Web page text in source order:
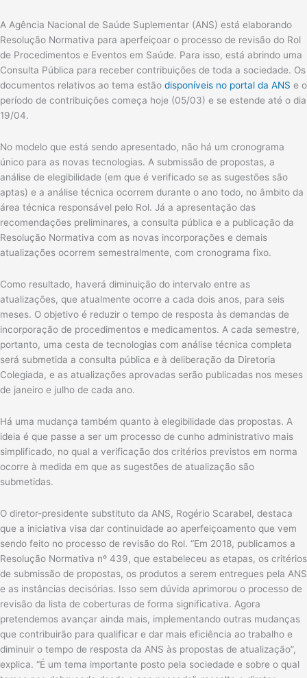
A Agência Nacional de Saúde Suplementar (ANS) está elaborando
Resolução Normativa para aperfeiçoar o processo de revisão do Rol
de Procedimentos e Eventos em Saúde. Para isso, está abrindo uma
Consulta Pública para receber contribuições de toda a sociedade. Os
documentos relativos ao tema estão disponíveis no portal da ANS e o
período de contribuições começa hoje (05/03) e se estende até o dia
19/04.
No modelo que está sendo apresentado, não há um cronograma
único para as novas tecnologias. A submissão de propostas, a
análise de elegibilidade (em que é verificado se as sugestões são
aptas) e a análise técnica ocorrem durante o ano todo, no âmbito da
área técnica responsável pelo Rol. Já a apresentação das
recomendações preliminares, a consulta pública e a publicação da
Resolução Normativa com as novas incorporações e demais
atualizações ocorrem semestralmente, com cronograma fixo.
Como resultado, haverá diminuição do intervalo entre as
atualizações, que atualmente ocorre a cada dois anos, para seis
meses. O objetivo é reduzir o tempo de resposta às demandas de
incorporação de procedimentos e medicamentos. A cada semestre,
portanto, uma cesta de tecnologias com análise técnica completa
será submetida a consulta pública e à deliberação da Diretoria
Colegiada, e as atualizações aprovadas serão publicadas nos meses
de janeiro e julho de cada ano.
Há uma mudança também quanto à elegibilidade das propostas. A
ideia é que passe a ser um processo de cunho administrativo mais
simplificado, no qual a verificação dos critérios previstos em norma
ocorre à medida em que as sugestões de atualização são
submetidas.
O diretor-presidente substituto da ANS, Rogério Scarabel, destaca
que a iniciativa visa dar continuidade ao aperfeiçoamento que vem
sendo feito no processo de revisão do Rol. “Em 2018, publicamos a
Resolução Normativa nº 439, que estabeleceu as etapas, os critérios
de submissão de propostas, os produtos a serem entregues pela ANS
e as instâncias decisórias. Isso sem dúvida aprimorou o processo de
revisão da lista de coberturas de forma significativa. Agora
pretendemos avançar ainda mais, implementando outras mudanças
que contribuirão para qualificar e dar mais eficiência ao trabalho e
diminuir o tempo de resposta da ANS às propostas de atualização”,
explica. “É um tema importante posto pela sociedade e sobre o qual